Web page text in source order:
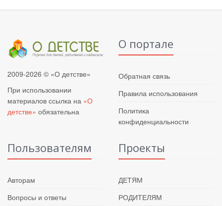
2009-2026 © «О детстве»
При использовании
материалов ссылка на «О
детстве» обязательна
О портале
Обратная связь
Правила использования
Политика
конфиденциальности
Пользователям
Авторам
Вопросы и ответы
Проекты
ДЕТЯМ
РОДИТЕЛЯМ